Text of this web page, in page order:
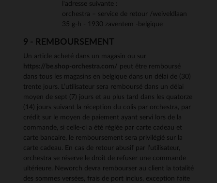
l'adresse suivante :
orchestra – service de retour /weiveldlaan
35 g-h - 1930 zaventem -belgique
9 - REMBOURSEMENT
Un article acheté dans un magasin ou sur
https://be.shop-orchestra.com/ peut être remboursé
dans tous les magasins en belgique dans un délai de (30)
trente jours. L’utilisateur sera remboursé dans un délai
moyen de sept (7) jours et au plus tard dans les quatorze
(14) jours suivant la réception du colis par orchestra, par
crédit sur le moyen de paiement ayant servi lors de la
commande, si celle-ci a été réglée par carte cadeau et
carte bancaire, le remboursement sera privilégié sur la
carte cadeau. En cas de retour abusif par l’utilisateur,
orchestra se réserve le droit de refuser une commande
ultérieure. Neworch devra rembourser au client la totalité
des sommes versées, frais de port inclus, exception faite